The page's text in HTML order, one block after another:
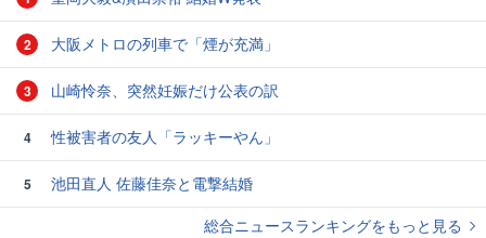
2 大阪メトロの列車で「煙が充満」
3 山崎怜奈、突然妊娠だけ公表の訳
4 性被害者の友人「ラッキーやん」
5
池田直人 佐藤佳奈と電撃結婚
総合ニュースランキングをもっと見る